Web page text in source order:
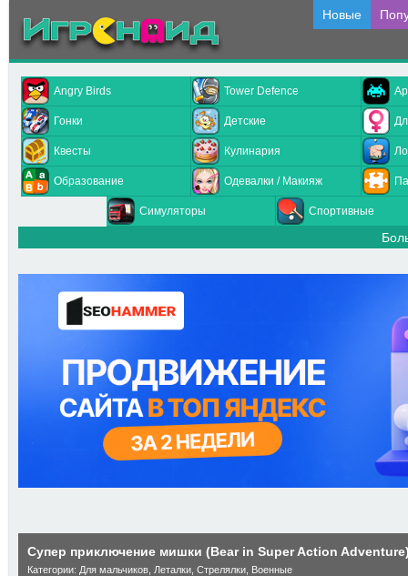
Новые
Angry Birds Tower Defence
Гонки Детские
Квесты Кулинария
Образование Одевалки / Макияж
Симуляторы Спортивные
Супер приключение мишки (Bear in Super Action
Категории: Для мальчиков Леталки Стрелялки Военные